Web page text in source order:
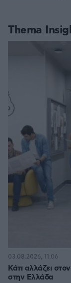
Thema
Κάτι αλλάζει
στην Ελλάδα
03.08.2026, 11:06